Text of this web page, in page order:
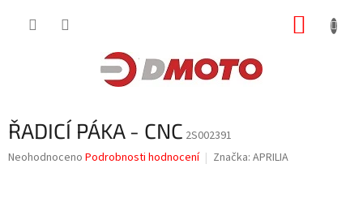
ŘADICÍ PÁKA - CNC 2S002391
Průměrné
Neohodnoceno Podrobnosti hodnocení Značka: APRILIA